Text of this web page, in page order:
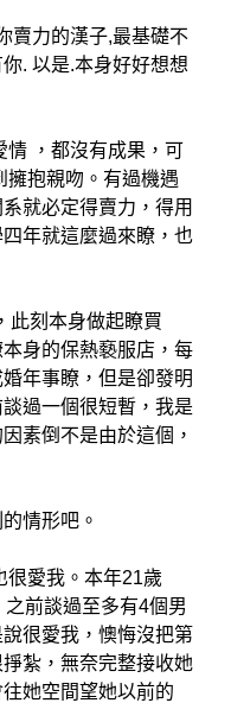
力的漢子,最基礎不
. 以是.本身好好想想
，都沒有成果，可
擁抱親吻。有過機遇
就必定得賣力，得用
年就這麼過來瞭，也
刻本身做起瞭買
身的保熱褻服店，每
年事瞭，但是卻發明
過一個很短暫，我是
素倒不是由於這個，
情形吧。
愛我。本年21歲
前談過至多有4個男
很愛我，懊悔沒把第
紮，無奈完整接收她
她空間望她以前的